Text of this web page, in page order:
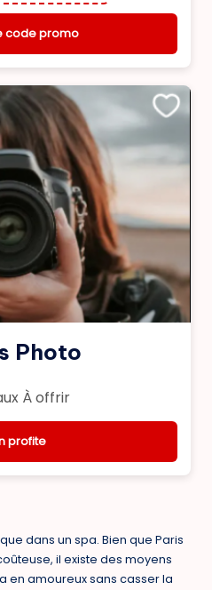
code promo
Photo
À offrir
profite
dans un spa. Bien que Paris
il existe des moyens
en amoureux sans casser la